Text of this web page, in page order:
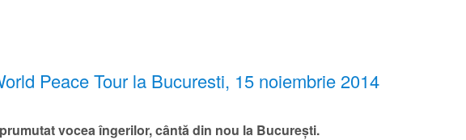
Peace Tour la Bucuresti, 15 noiembrie 2014
vocea îngerilor,cântă din nou la București.